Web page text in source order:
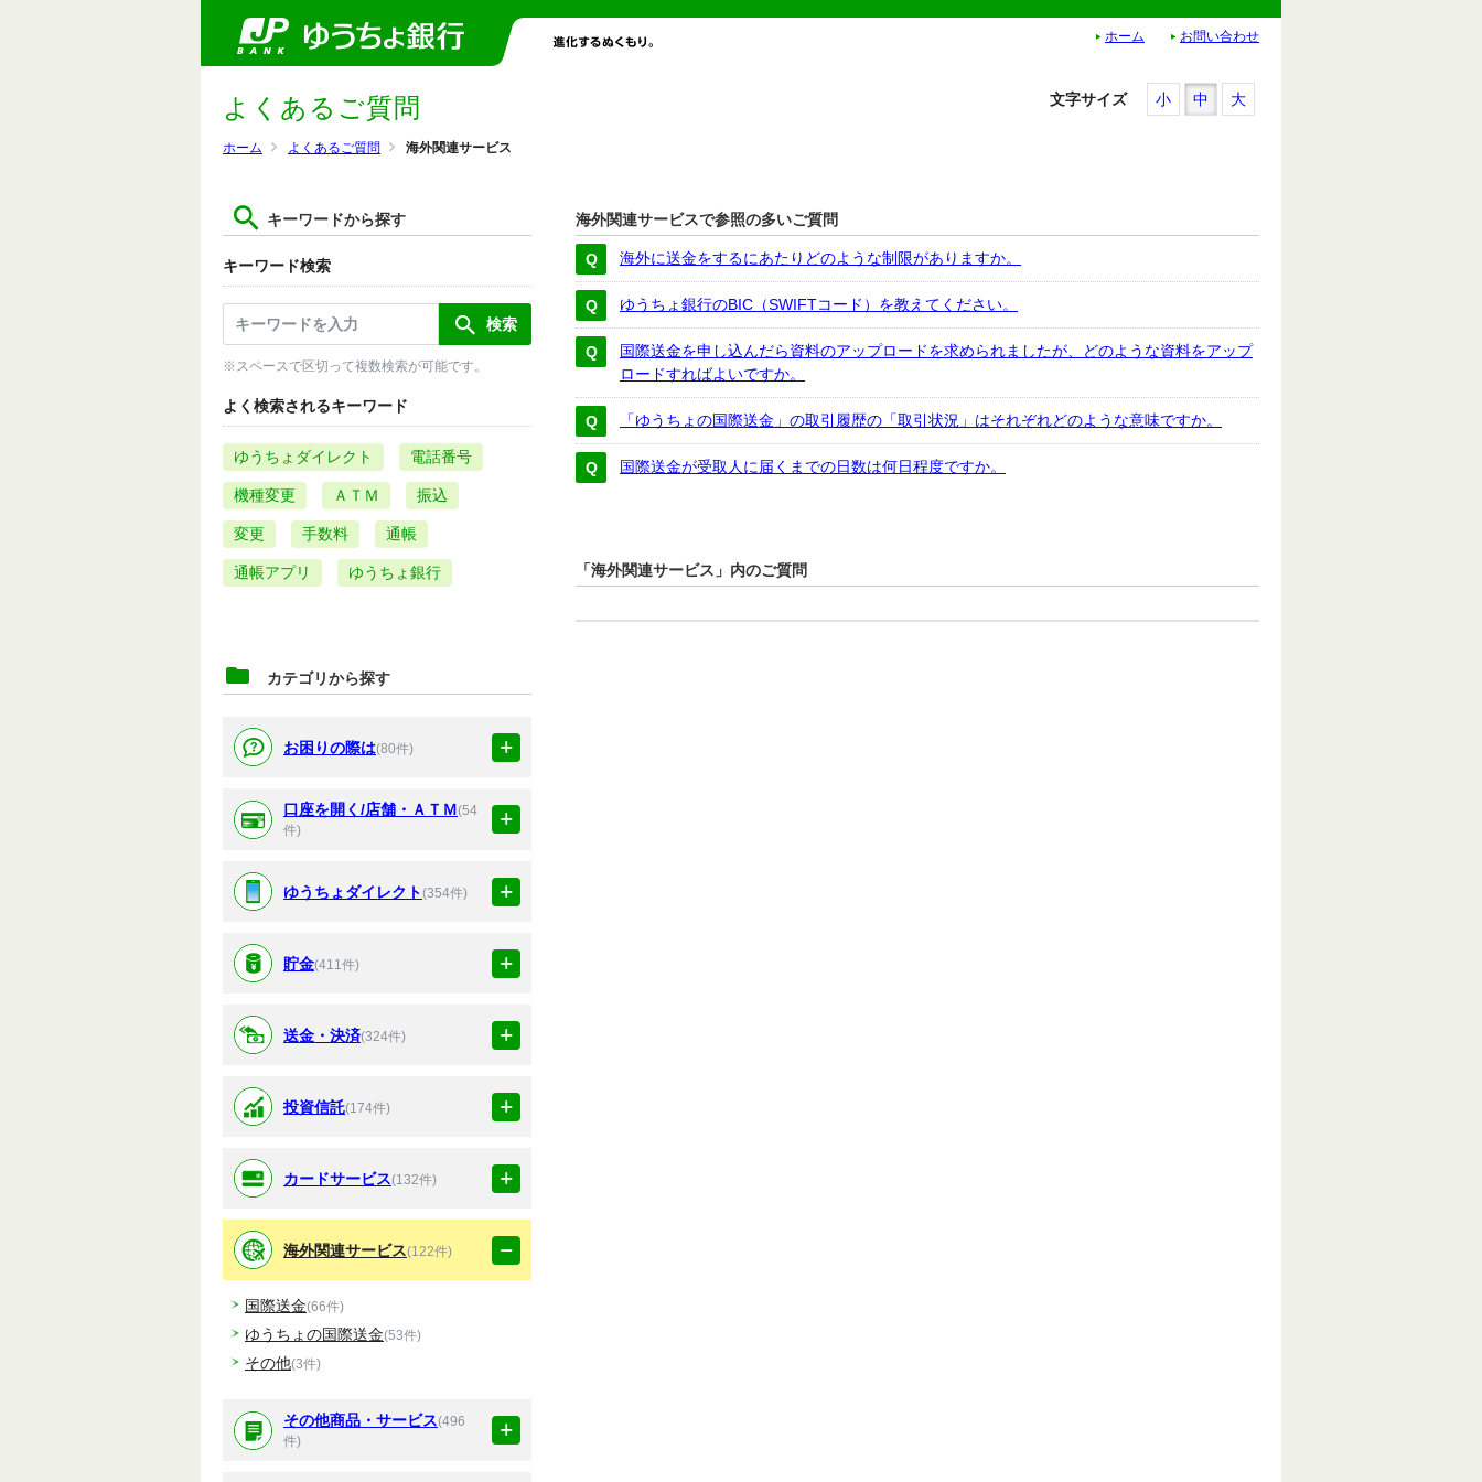
ホーム お問い合わせ
ホーム よくあるご質問 海外関連サービス
よくあるご質問
キーワードから探す
キーワード検索
※スペースで区切って複数検索が可能です。
よく検索されるキーワード
ゆうちょダイレクト 電話番号
機種変更 ＡＴＭ 振込
変更 手数料 通帳
通帳アプリ ゆうちょ銀行
カテゴリから探す
お困りの際は(80件)
口座を開く/店舗・ＡＴＭ(54
件)
ゆうちょダイレクト(354件)
貯金(411件)
送金・決済(324件)
投資信託(174件)
カードサービス(132件)
海外関連サービス(122件)
国際送金(66件)
ゆうちょの国際送金(53件)
その他(3件)
その他商品・サービス(496
件)
文字サイズ 小 中 大
海外関連サービスで参照の多いご質問
海外に送金をするにあたりどのような制限がありますか。
ゆうちょ銀行のBIC（SWIFTコード）を教えてください。
国際送金を申し込んだら資料のアップロードを求められましたが、どのような資料をアップ
ロードすればよいですか。
「ゆうちょの国際送金」の取引履歴の「取引状況」はそれぞれどのような意味ですか。
国際送金が受取人に届くまでの日数は何日程度ですか。
「海外関連サービス」内のご質問